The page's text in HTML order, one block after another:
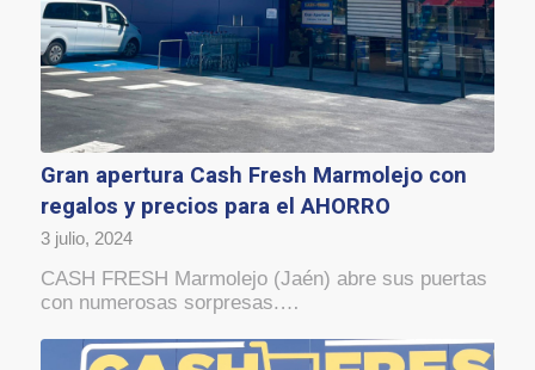
Gran apertura Cash Fresh Marmolejo con
regalos y precios para el AHORRO
3 julio, 2024
CASH FRESH Marmolejo (Jaén) abre sus puertas
con numerosas sorpresas.…